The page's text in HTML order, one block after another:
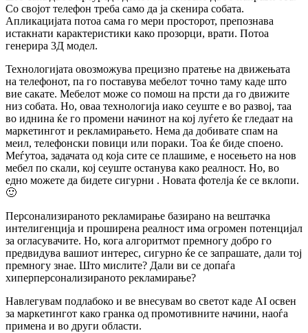
Со својот телефон треба само да ја скенира собата.
Апликацијата потоа сама го мери просторот, препознава
истакнати карактеристики како прозорци, врати. Потоа
генерира 3Д модел.
Технологијата овозможува прецизно пратење на движењата
на телефонот, па го поставува мебелот точно таму каде што
вие сакате. Мебелот може со помош на прсти да го движите
низ собата. Но, оваа технологија иако сеуште е во развој, таа
во иднина ќе го промени начинот на кој луѓето ќе гледаат на
маркетингот и рекламирањето. Нема да добивате спам на
меил, телефонски повици или пораки. Тоа ќе биде споено.
Меѓутоа, задачата од која сите се плашиме, е носењето на нов
мебел по скали, кој сеуште останува како реалност. Но, во
едно можете да бидете сигурни . Новата фотелја ќе се вклопи.
🙂
Персонализираното рекламирање базирано на вештачка
интелигенција и проширена реалност има огромен потенцијал
за огласувачите. Но, кога алгоритмот премногу добро го
предвидува вашиот интерес, сигурно ќе се запрашате, дали тој
премногу знае. Што мислите? Дали ви се допаѓа
хиперперсонализираното рекламирање?
Навлегувам подлабоко и ве внесувам во светот каде AI освен
за маркетингот како гранка од промотивните начини, наоѓа
примена и во други области.